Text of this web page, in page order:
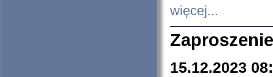
więcej...
15.12.2023